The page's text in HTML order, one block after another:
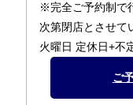
※完全ご予約制で
次第閉店とさせて
火曜日 定休日+不
ご